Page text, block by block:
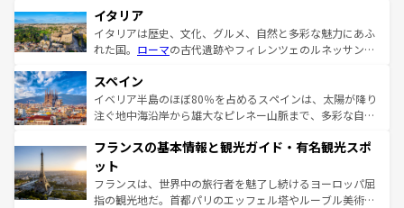
イタリア
イタリアは歴史、文化、グルメ、自然と多彩な魅力にあふ
れた国。 ローマの古代遺跡やフィレンツェのルネッサンス
ろん、トスカーナの美しい田園風景やアマルフィ海岸の絶
景など、自然景観も見逃せない。観光の合間には、本場の
ピザやパスタなど、絶品のイタリア料理を堪能することも
ませてくれるイタリアで、忘れられない旅をしてみよう！
なお、新着のイタリア情報は
しい。
スペイン
イベリア半島のほぼ80％を占めるスペインは、太陽が降り
注ぐ地中海沿岸から雄大なピレネー山脈まで、多彩な自然
文化が根付くこの国では、情熱的なフラメンコ、熱気あふ
れる闘牛、そして美味しいタパスが生活の一部となってい
る。首都マドリードの洗練された雰囲気や、バルセロナの
アートに溢れた街角から、地方では古代ローマ遺跡や中世
フランスの基本情報と観光ガイド・有名観光スポ
ット
フランスは、世界中の旅行者を魅了し続けるヨーロッパ屈
指の観光地だ。首都パリのエッフェル塔やルーブル美術館